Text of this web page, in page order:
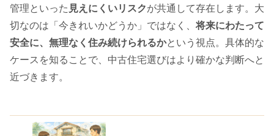
管理といった 見えにくいリスクが共通して存在します。大
切なのは「今きれいかどうか」ではなく、将来にわたって
安全に、無理なく住み続けられるかという視点。具体的な
ケースを知ることで、中古住宅選びはより確かな判断へと
近づきます。